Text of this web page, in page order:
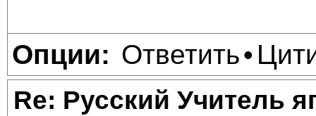
Опции: Ответить•
Re: Русский Учитель